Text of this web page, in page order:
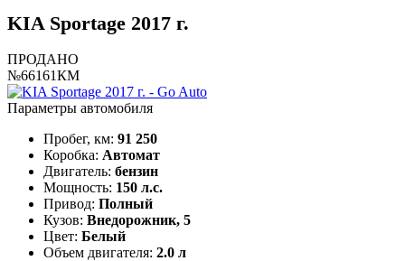
KIA Sportage 2017 г.
ПРОДАНО
№66161КМ
Параметры автомобиля
Пробег, км: 91 250
Коробка: Автомат
Двигатель: бензин
Мощность: 150 л.с.
Привод: Полный
Кузов: Внедорожник, 5
Цвет: Белый
Объем двигателя: 2.0 л